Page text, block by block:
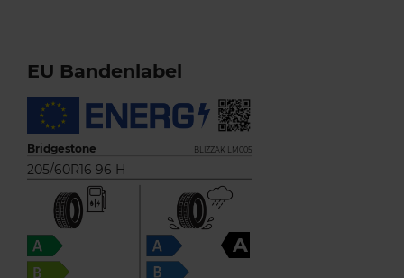
EU Bandenlabel
Bridgestone BLIZZAK LM005
205/60R16 96 H
A